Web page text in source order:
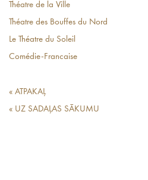
Théatre de la Ville
Théatre des Bouffes du Nord
Le Théatre du Soleil
Comédie-Francaise
« ATPAKAĻ
« UZ SADAĻAS SĀKUMU